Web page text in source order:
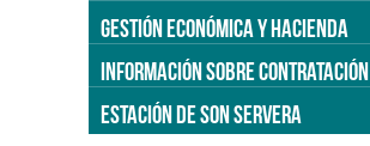
GESTIÓN ECONÓMICA Y HACIENDA
INFORMACIÓN SOBRE CONTRATACIÓN
ESTACIÓN DE SON SERVERA